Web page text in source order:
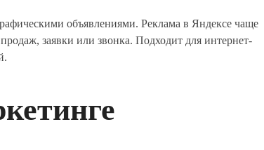
объявлениями. Реклама в Яндексе чаще
заявки или звонка. Подходит для интернет-